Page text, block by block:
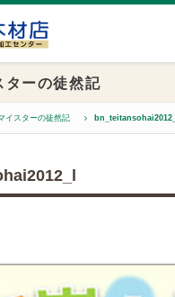
ターの徒然記
イスターの徒然記 bn_teitansohai2012_l